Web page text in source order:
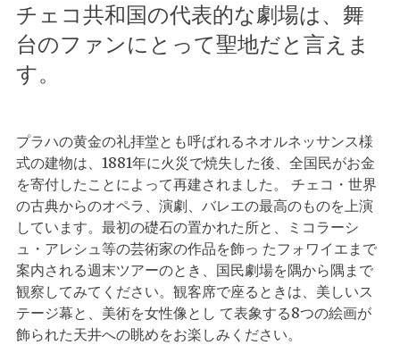
チェコ共和国の代表的な劇場は、舞
台のファンにとって聖地だと言えま
す。
プラハの黄金の礼拝堂とも呼ばれるネオルネッサンス様
式の建物は、1881年に火災で焼失した後、全国民がお金
を寄付したことによって再建されました。 チェコ・世界
の古典からのオペラ、演劇、バレエの最高のものを上演
しています。最初の礎石の置かれた所と、ミコラーシ
ュ・アレシュ等の芸術家の作品を飾っ たフォワイエまで
案内される週末ツアーのとき、国民劇場を隅から隅まで
観察してみてください。観客席で座るときは、美しいス
テージ幕と、美術を女性像とし て表象する8つの絵画が
飾られた天井への眺めをお楽しみください。